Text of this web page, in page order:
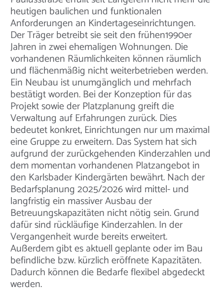
heutigen baulichen und funktionalen
Anforderungen an Kindertageseinrichtungen.
Der Träger betreibt sie seit den frühen1990er
Jahren in zwei ehemaligen Wohnungen. Die
vorhandenen Räumlichkeiten können räumlich
und flächenmäßig nicht weiterbetrieben werden.
Ein Neubau ist unumgänglich und mehrfach
bestätigt worden. Bei der Konzeption für das
Projekt sowie der Platzplanung greift die
Verwaltung auf Erfahrungen zurück. Dies
bedeutet konkret, Einrichtungen nur um maximal
eine Gruppe zu erweitern. Das System hat sich
aufgrund der zurückgehenden Kinderzahlen und
dem momentan vorhandenen Platzangebot in
den Karlsbader Kindergärten bewährt. Nach der
Bedarfsplanung 2025/2026 wird mittel- und
langfristig ein massiver Ausbau der
Betreuungskapazitäten nicht nötig sein. Grund
dafür sind rückläufige Kinderzahlen. In der
Vergangenheit wurde bereits erweitert.
Außerdem gibt es aktuell geplante oder im Bau
befindliche bzw. kürzlich eröffnete Kapazitäten.
Dadurch können die Bedarfe flexibel abgedeckt
werden.